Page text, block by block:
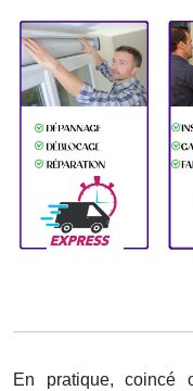
En pratique, coincé